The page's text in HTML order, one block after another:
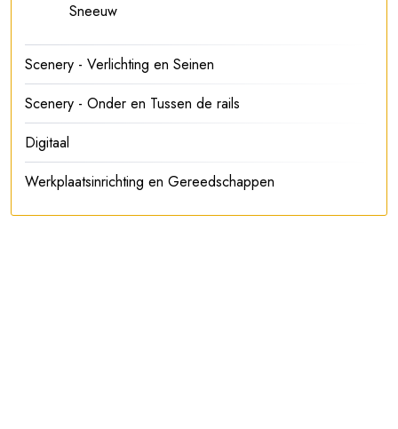
Sneeuw
Scenery - Verlichting en Seinen
Scenery - Onder en Tussen de rails
Digitaal
Werkplaatsinrichting en Gereedschappen